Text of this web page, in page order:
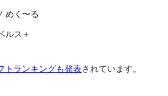
めく〜る
ルス＋
トランキングも発表されています。